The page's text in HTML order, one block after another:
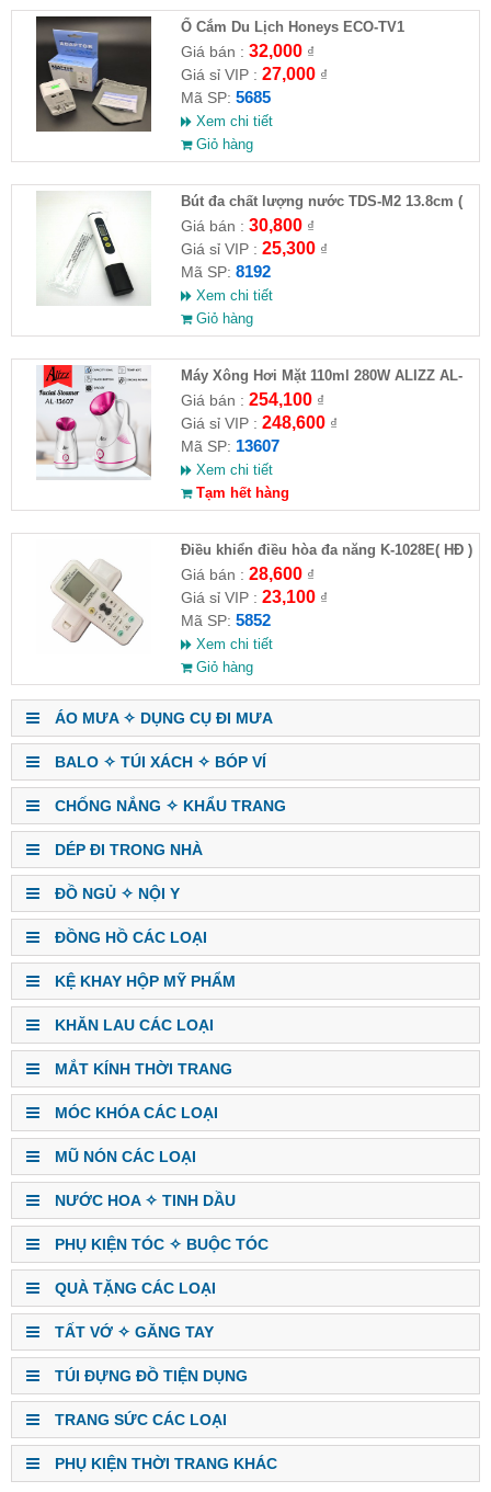
Ổ Cắm Du Lịch Honeys ECO-TV1
Giá bán : 32,000₫
Giá sỉ VIP : 27,000₫
Mã SP: 5685
Xem chi tiết
Giỏ hàng
Bút đa chất lượng nước TDS-M2 13.8cm (
HĐ )
Giá bán : 30,800₫
Giá sỉ VIP : 25,300₫
Mã SP: 8192
Xem chi tiết
Giỏ hàng
Máy Xông Hơi Mặt 110ml 280W ALIZZ AL-
13607( HĐ )
Giá bán : 254,100₫
Giá sỉ VIP : 248,600₫
Mã SP: 13607
Xem chi tiết
Tạm hết hàng
Điều khiển điều hòa đa năng K-1028E( HĐ )
Giá bán : 28,600₫
Giá sỉ VIP : 23,100₫
Mã SP: 5852
Xem chi tiết
Giỏ hàng
ÁO MƯA ✧ DỤNG CỤ ĐI MƯA
BALO ✧ TÚI XÁCH ✧ BÓP VÍ
CHỐNG NẮNG ✧ KHẨU TRANG
DÉP ĐI TRONG NHÀ
ĐỒ NGỦ ✧ NỘI Y
ĐỒNG HỒ CÁC LOẠI
KỆ KHAY HỘP MỸ PHẨM
KHĂN LAU CÁC LOẠI
MẮT KÍNH THỜI TRANG
MÓC KHÓA CÁC LOẠI
MŨ NÓN CÁC LOẠI
NƯỚC HOA ✧ TINH DẦU
PHỤ KIỆN TÓC ✧ BUỘC TÓC
QUÀ TẶNG CÁC LOẠI
TẤT VỚ ✧ GĂNG TAY
TÚI ĐỰNG ĐỒ TIỆN DỤNG
TRANG SỨC CÁC LOẠI
PHỤ KIỆN THỜI TRANG KHÁC